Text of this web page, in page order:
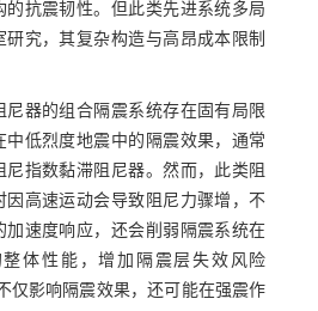
的抗震韧性。但此类先进系统多局
研究，其复杂构造与高昂成本限制
尼器的组合隔震系统存在固有局限
中低烈度地震中的隔震效果，通常
尼指数黏滞阻尼器。然而，此类阻
因高速运动会导致阻尼力骤增，不
加速度响应，还会削弱隔震系统在
体性能，增加隔震层失效风险
仅影响隔震效果，还可能在强震作